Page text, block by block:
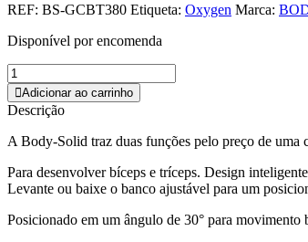
REF: BS-GCBT380 Etiqueta: Oxygen Marca:
Disponível por encomenda
Adicionar ao carrinho
Descrição
A Body-Solid traz duas funções pelo preço de
Para desenvolver bíceps e tríceps. Design
Levante ou baixe o banco ajustável para um
Posicionado em um ângulo de 30° para